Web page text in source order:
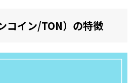
コイン/TON）の特徴